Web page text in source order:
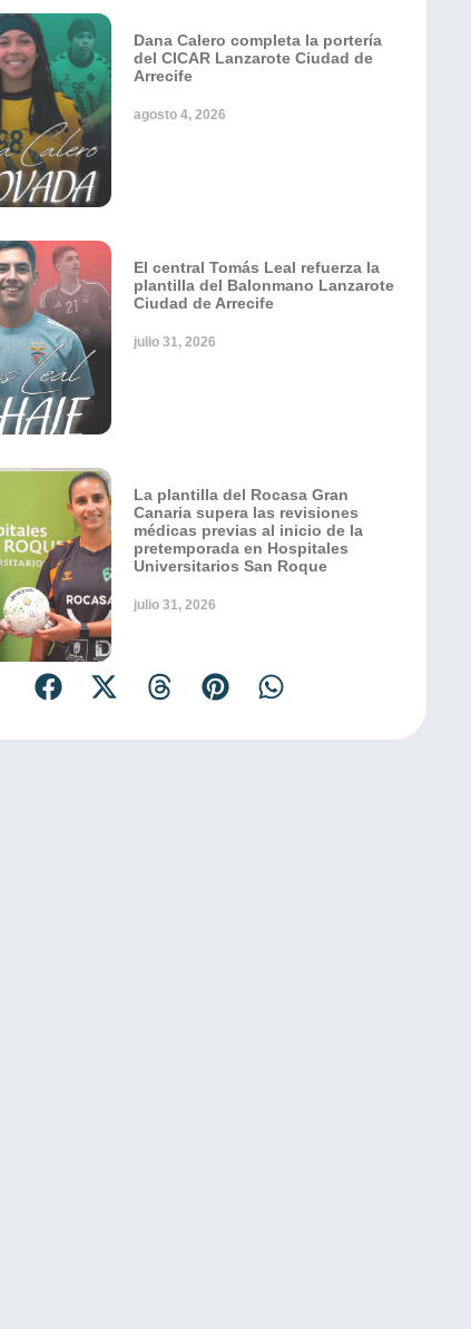
Dana Calero completa la portería
del CICAR Lanzarote Ciudad de
Arrecife
agosto 4, 2026
El central Tomás Leal refuerza la
plantilla del Balonmano Lanzarote
Ciudad de Arrecife
julio 31, 2026
La plantilla del Rocasa Gran
Canaria supera las revisiones
médicas previas al inicio de la
pretemporada en Hospitales
Universitarios San Roque
julio 31, 2026